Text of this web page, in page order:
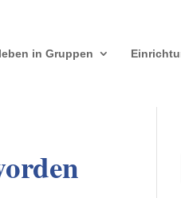
in Gruppen